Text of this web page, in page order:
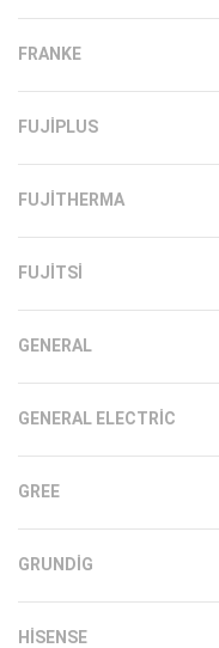
FRANKE
FUJIPLUS
FUJITHERMA
FUJITSI
GENERAL
GENERAL ELECTRIC
GREE
GRUNDIG
HISENSE